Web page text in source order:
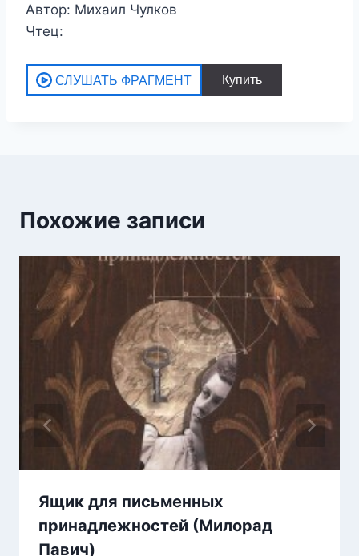
Автор: Михаил Чулков
Чтец:
Похожие записи
Ящик для письменных
принадлежностей (Милорад
Павич)